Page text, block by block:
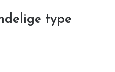
type